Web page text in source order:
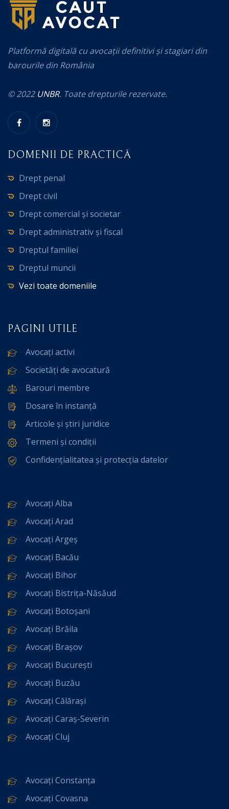
Platformă digitală cu avocații definitivi și stagiari din
barourile din România
© 2022 UNBR. Toate drepturile rezervate.
DOMENII DE PRACTICĂ
Drept penal
Drept civil
Drept comercial și societar
Drept administrativ și fiscal
Dreptul familiei
Dreptul muncii
Vezi toate domeniile
PAGINI UTILE
Avocați activi
Societăți de avocatură
Barouri membre
Dosare în instanță
Articole și știri juridice
Termeni și condiții
Confidențialitatea și protecția datelor
Avocați Alba
Avocați Arad
Avocați Argeș
Avocați Bacău
Avocați Bihor
Avocați Bistrița-Năsăud
Avocați Botoșani
Avocați Brăila
Avocați Brașov
Avocați București
Avocați Buzău
Avocați Călărași
Avocați Caraș-Severin
Avocați Cluj
Avocați Constanța
Avocați Covasna